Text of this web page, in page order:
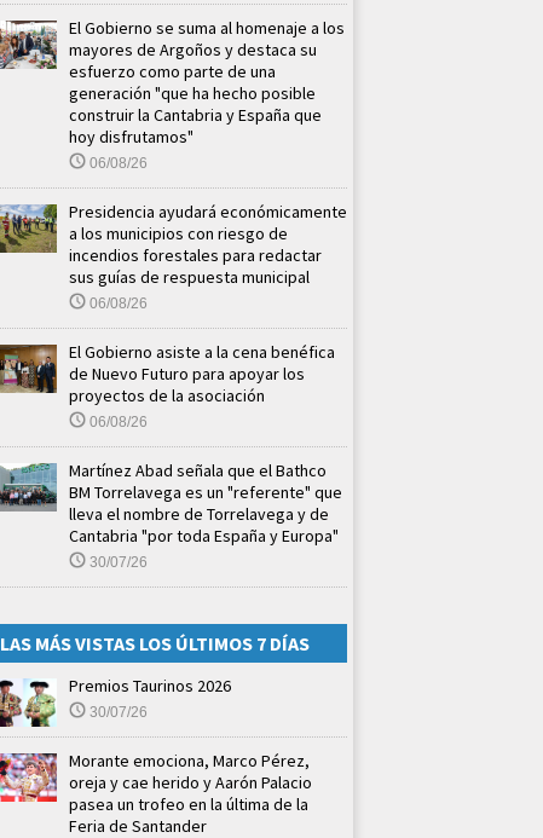
El Gobierno se suma al homenaje a los
mayores de Argoños y destaca su
esfuerzo como parte de una
generación "que ha hecho posible
construir la Cantabria y España que
hoy disfrutamos"
06/08/26
Presidencia ayudará económicamente
a los municipios con riesgo de
incendios forestales para redactar
sus guías de respuesta municipal
06/08/26
El Gobierno asiste a la cena benéfica
de Nuevo Futuro para apoyar los
proyectos de la asociación
06/08/26
Martínez Abad señala que el Bathco
BM Torrelavega es un "referente" que
lleva el nombre de Torrelavega y de
Cantabria "por toda España y Europa"
30/07/26
LAS MÁS VISTAS LOS ÚLTIMOS 7 DÍAS
Premios Taurinos 2026
30/07/26
Morante emociona, Marco Pérez,
oreja y cae herido y Aarón Palacio
pasea un trofeo en la última de la
Feria de Santander